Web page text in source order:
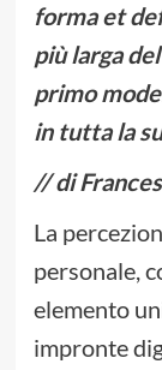
forma et
più larga
primo
in tutta la
// di
La
personale,
elemento
impronte